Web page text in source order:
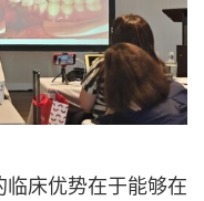
床优势在于能够在